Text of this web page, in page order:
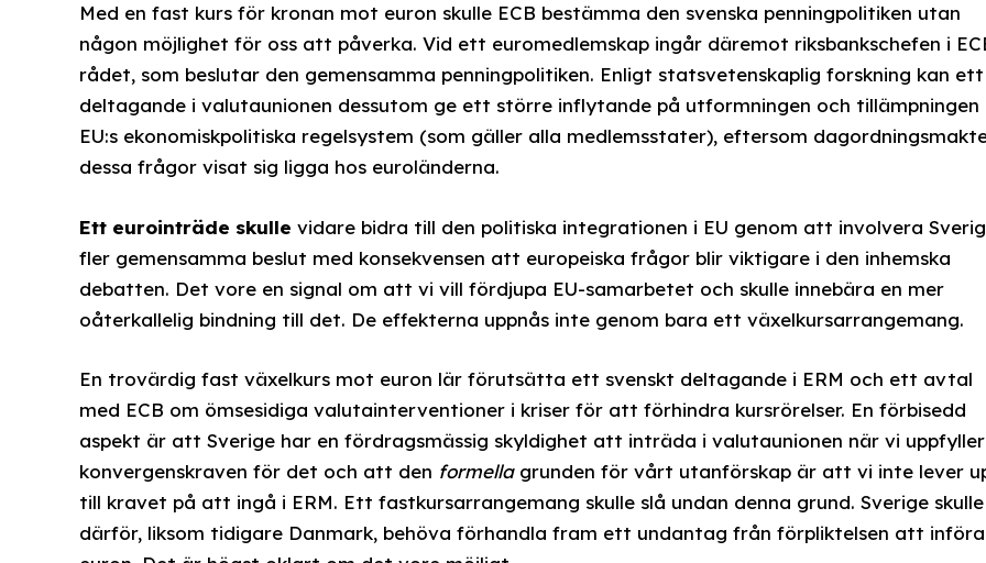
Med en fast kurs för kronan mot euron skulle ECB bestämma den svenska penningpolitiken utan
någon möjlighet för oss att påverka. Vid ett euromedlemskap ingår däremot riksbankschefen i
rådet, som beslutar den gemensamma penningpolitiken. Enligt statsvetenskaplig forskning kan ett
deltagande i valutaunionen dessutom ge ett större inflytande på utformningen och tillämpningen
EU:s ekonomiskpolitiska regelsystem (som gäller alla medlemsstater), eftersom
dessa frågor visat sig ligga hos euroländerna.
Ett eurointräde skulle vidare bidra till den politiska integrationen i EU genom att involvera
fler gemensamma beslut med konsekvensen att europeiska frågor blir viktigare i den inhemska
debatten. Det vore en signal om att vi vill fördjupa EU-samarbetet och skulle innebära en mer
oåterkallelig bindning till det. De effekterna uppnås inte genom bara ett växelkursarrangemang.
En trovärdig fast växelkurs mot euron lär förutsätta ett svenskt deltagande i ERM och ett avtal
med ECB om ömsesidiga valutainterventioner i kriser för att förhindra kursrörelser. En förbisedd
aspekt är att Sverige har en fördragsmässig skyldighet att inträda i valutaunionen när vi uppfyller
konvergenskraven för det och att den formellagrunden för vårt utanförskap är att vi inte lever
till kravet på att ingå i ERM. Ett fastkursarrangemang skulle slå undan denna grund. Sverige skulle
därför, liksom tidigare Danmark, behöva förhandla fram ett undantag från förpliktelsen att införa